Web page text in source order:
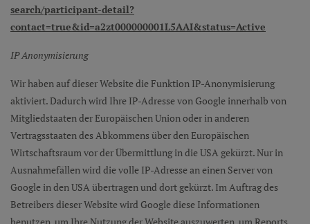
search/participant-detail?
contact=true&id=a2zt000000001L5AAI&status=Active
IP Anonymisierung
Wir haben auf dieser Website die Funktion IP-Anonymisierung
aktiviert. Dadurch wird Ihre IP-Adresse von Google innerhalb von
Mitgliedstaaten der Europäischen Union oder in anderen
Vertragsstaaten des Abkommens über den Europäischen
Wirtschaftsraum vor der Übermittlung in die USA gekürzt. Nur in
Ausnahmefällen wird die volle IP-Adresse an einen Server von
Google in den USA übertragen und dort gekürzt. Im Auftrag des
Betreibers dieser Website wird Google diese Informationen